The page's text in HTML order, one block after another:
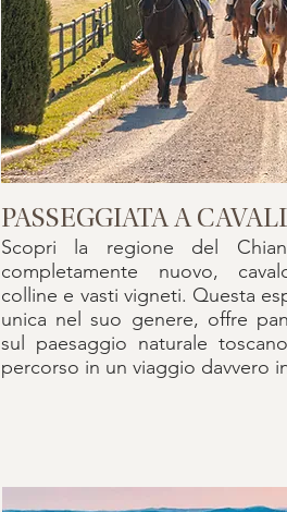
PASSEGGIATA A
Scopri la regione del
completamente nuovo,
colline e vasti vigneti. Questa
unica nel suo genere, offre
sul paesaggio naturale
percorso in un viaggio davvero